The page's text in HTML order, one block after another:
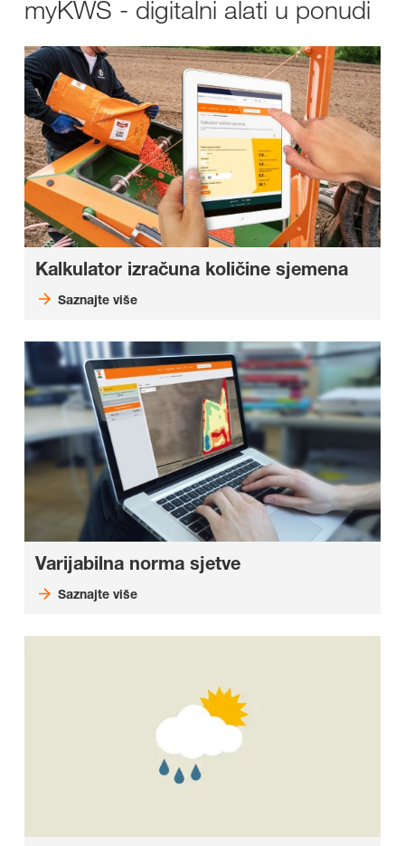
myKWS - digitalni alati u ponudi
Kalkulator izračuna količine sjemena
Saznajte više
Varijabilna norma sjetve
Saznajte više